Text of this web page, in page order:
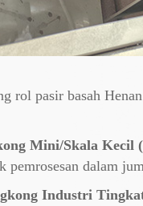
rol pasir basah
Mini/Skala Kecil
pemrosesan dalam
Industri